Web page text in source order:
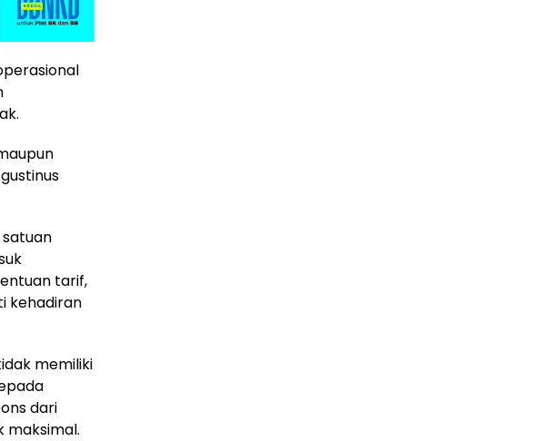
tarif,
kehadiran
memiliki
dari
maksimal.